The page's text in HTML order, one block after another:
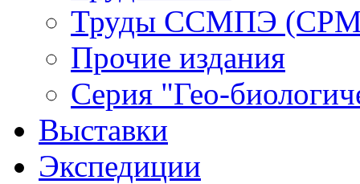
Труды ССМПЭ
Прочие издания
Серия "Гео-
Выставки
Экспедиции